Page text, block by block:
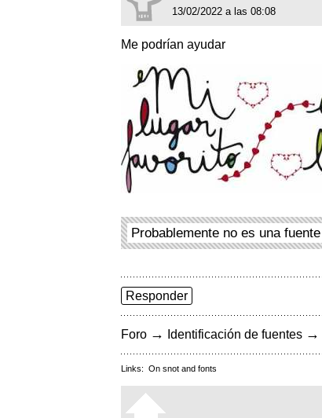
13/02/2022 a las 08:08
Me podrían ayudar
Probablemente no es una fuente
Responder
Foro → Identificación de fuentes →
Links: On snot and fonts